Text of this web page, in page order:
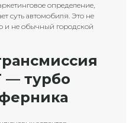
определение,
суть автомобиля. Это не
и не обычный городской
— турбо